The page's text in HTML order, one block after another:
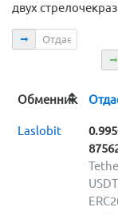
двух
Отдаете
Обменник
Laslobit
USDT